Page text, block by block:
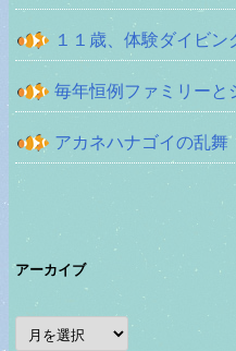
１１歳、体験ダイビン
毎年恒例ファミリーと
アカネハナゴイの乱舞
アーカイブ
ア
ー